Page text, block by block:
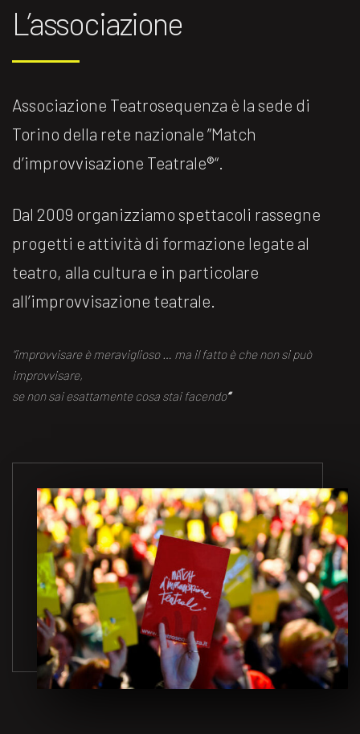
L’associazione
Associazione Teatrosequenza è la sede di
Torino della rete nazionale ”Match
d’improvvisazione Teatrale®️“.
Dal 2009 organizziamo spettacoli rassegne
progetti e attività di formazione legate al
teatro, alla cultura e in particolare
all’improvvisazione teatrale.
“improvvisare è meraviglioso … ma il fatto è che non si può
improvvisare,
se non sai esattamente cosa stai facendo“